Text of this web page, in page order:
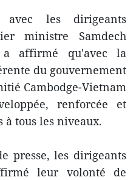
avec les dirigeants
ministre Samdech
affirmé qu'avec la
du gouvernement
Cambodge-Vietnam
renforcée et
à tous les niveaux.
presse, les dirigeants
leur volonté de